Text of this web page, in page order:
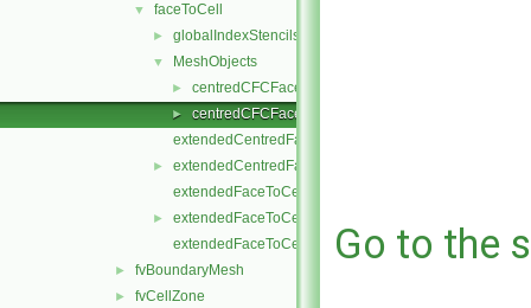
▼ faceToCell
► globalIndexStencils
▼ MeshObjects
► centredCFCFaceToCellStencilObject.C
►
centredCFCFaceToCellStencilObject.H
extendedCentredFaceToCellStencil.C
►
extendedCentredFaceToCellStencil.H
extendedFaceToCellStencil.C
►
extendedFaceToCellStencil.H
extendedFaceToCellStencilTemplates.C
► fvBoundaryMesh
► fvCellZone
Go to the